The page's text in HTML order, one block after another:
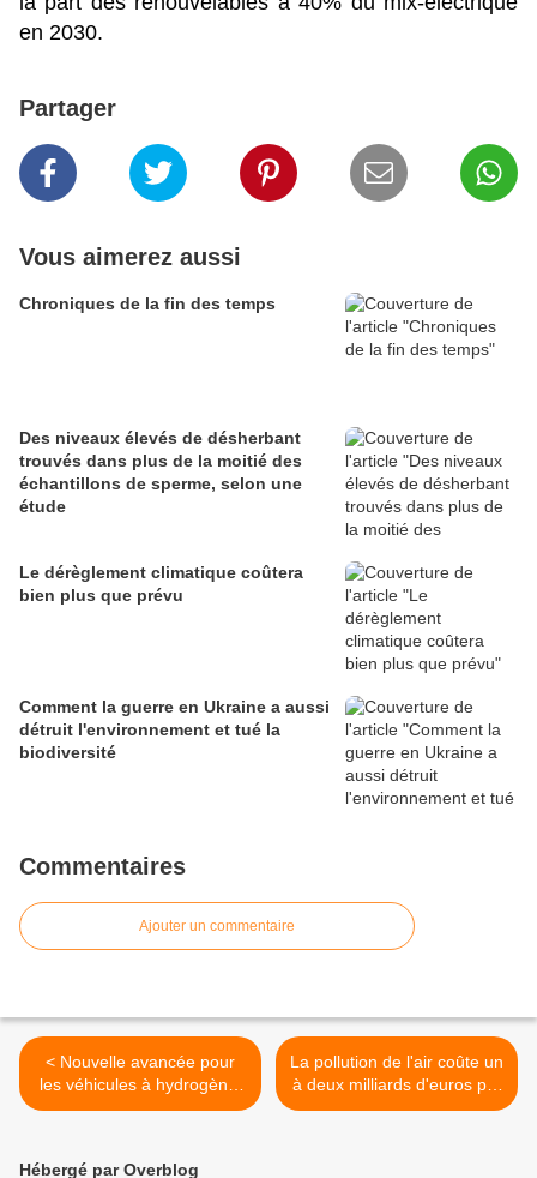
en 2030.
Partager
Vous aimerez aussi
Chroniques de la fin des temps
Des niveaux élevés de désherbant
trouvés dans plus de la moitié des
échantillons de sperme, selon une
étude
Le dérèglement climatique coûtera
bien plus que prévu
Comment la guerre en Ukraine a aussi
détruit l'environnement et tué la
biodiversité
Commentaires
Ajouter un commentaire
< Nouvelle avancée pour
les véhicules à hydrogène,
le carburant du futur
La pollution de l'air coûte un
à deux milliards d'euros par
an à la France >
Hébergé par Overblog